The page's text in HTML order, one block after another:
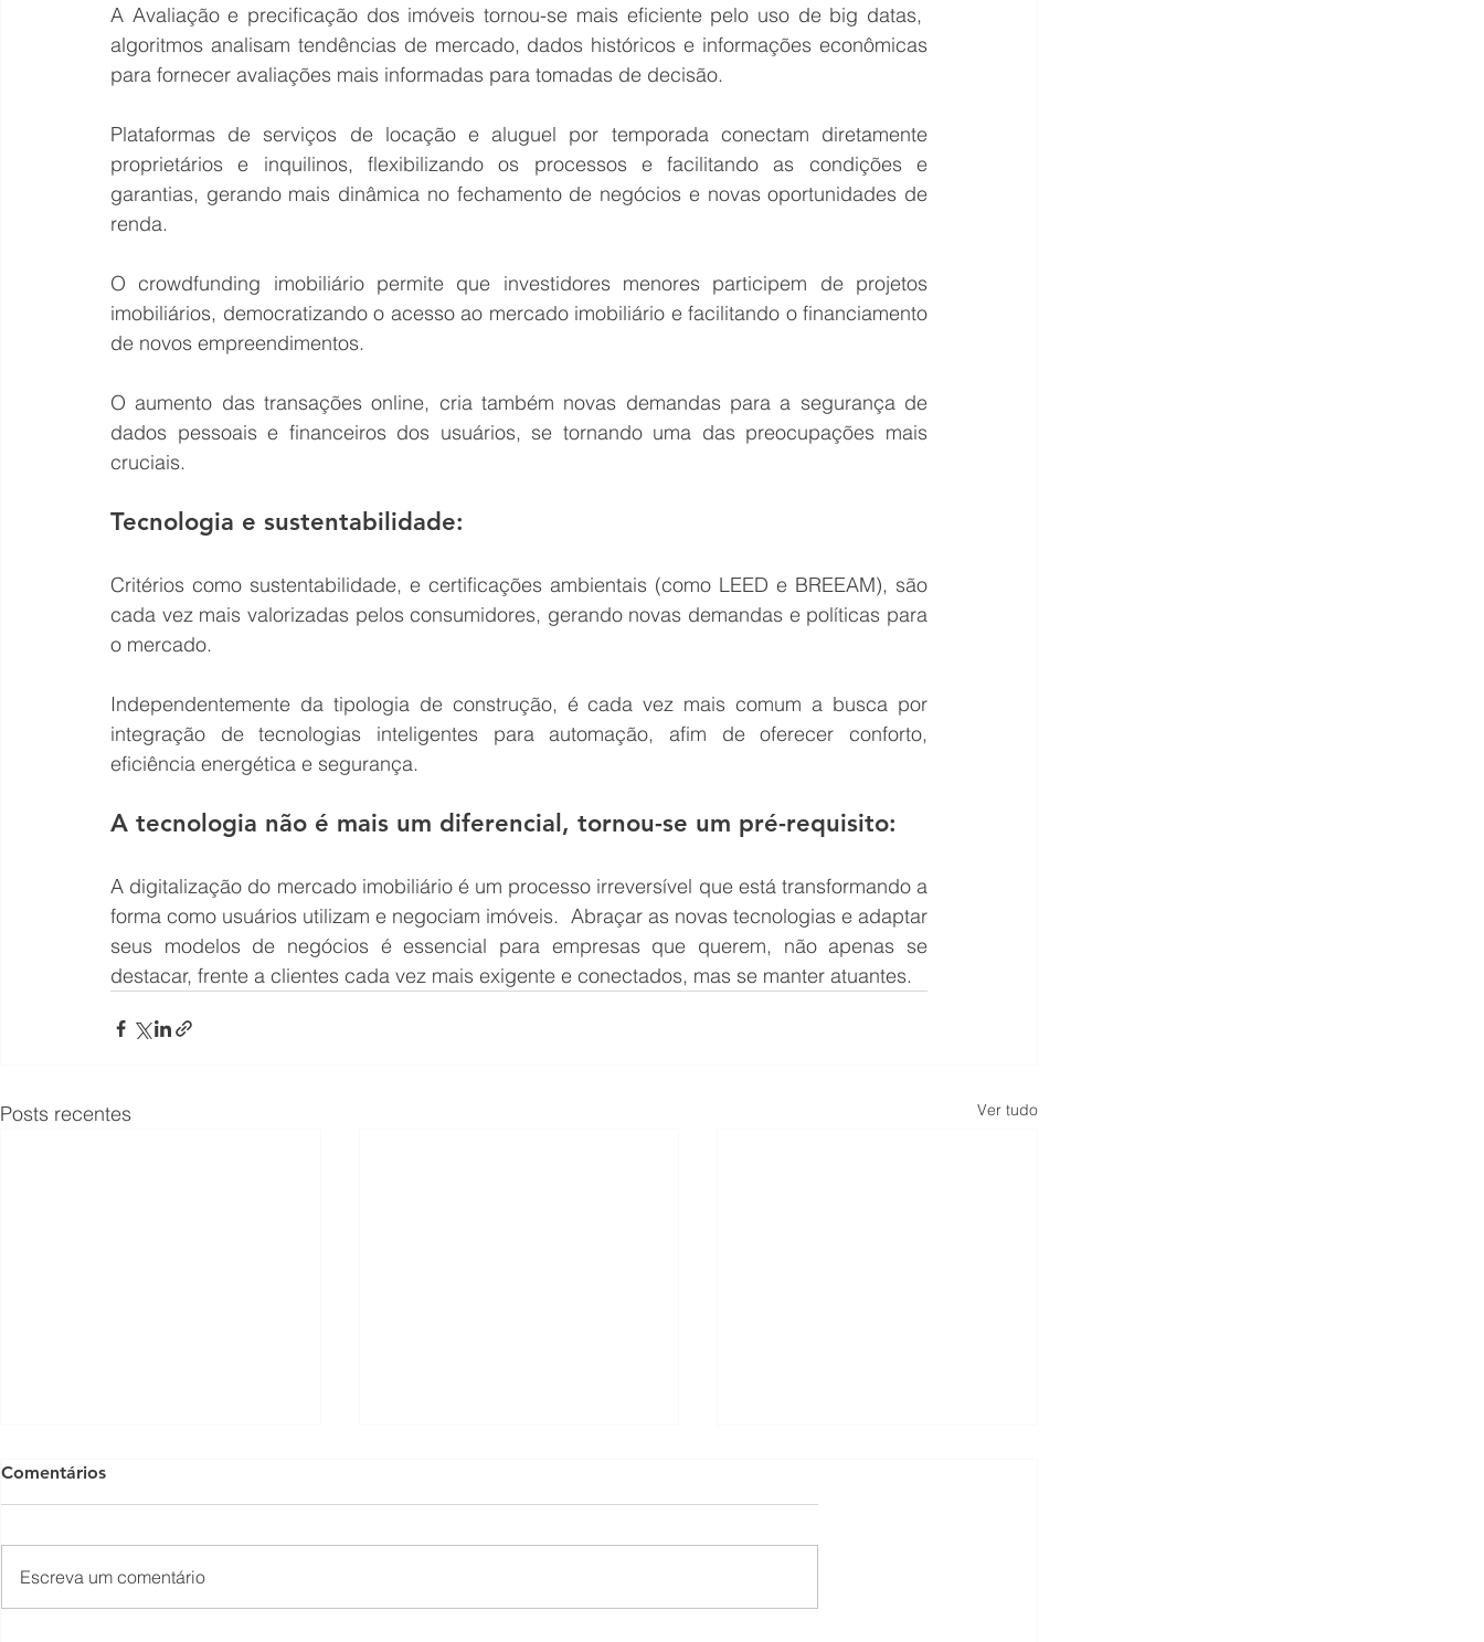
A Avaliação e precificação dos imóveis tornou-se mais eficiente pelo uso de big datas,
algoritmos analisam tendências de mercado, dados históricos e informações econômicas
para fornecer avaliações mais informadas para tomadas de decisão.
Plataformas de serviços de locação e aluguel por temporada conectam diretamente
proprietários e inquilinos, flexibilizando os processos e facilitando as condições e
garantias, gerando mais dinâmica no fechamento de negócios e novas oportunidades de
renda.
O crowdfunding imobiliário permite que investidores menores participem de projetos
imobiliários, democratizando o acesso ao mercado imobiliário e facilitando o financiamento
de novos empreendimentos.
O aumento das transações online, cria também novas demandas para a segurança de
dados pessoais e financeiros dos usuários, se tornando uma das preocupações mais
cruciais.
Tecnologia e sustentabilidade:
Critérios como sustentabilidade, e certificações ambientais (como LEED e BREEAM), são
cada vez mais valorizadas pelos consumidores, gerando novas demandas e políticas para
o mercado.
Independentemente da tipologia de construção, é cada vez mais comum a busca por
integração de tecnologias inteligentes para automação, afim de oferecer conforto,
eficiência energética e segurança.
A tecnologia não é mais um diferencial, tornou-se um pré-requisito:
A digitalização do mercado imobiliário é um processo irreversível que está transformando a
forma como usuários utilizam e negociam imóveis.  Abraçar as novas tecnologias e adaptar
seus modelos de negócios é essencial para empresas que querem, não apenas se
destacar, frente a clientes cada vez mais exigente e conectados, mas se manter atuantes.
Posts recentes Ver tudo
Comentários
Escreva um comentário